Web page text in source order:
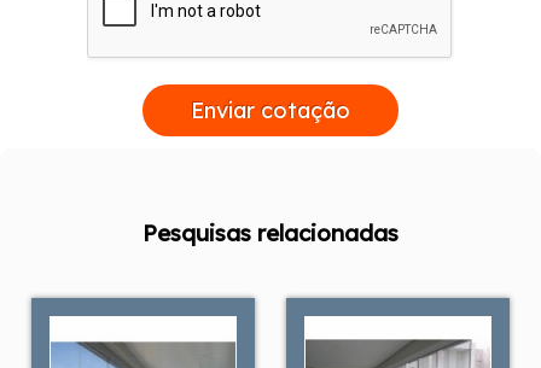
Enviar cotação
Pesquisas relacionadas